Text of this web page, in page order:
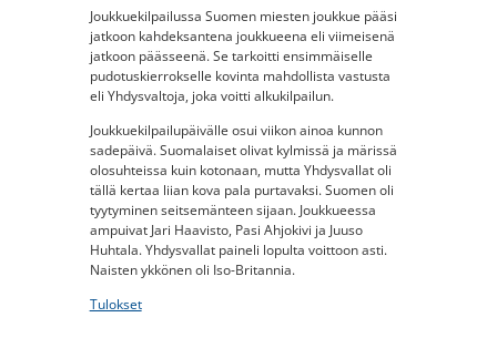
Joukkuekilpailussa Suomen miesten joukkue pääsi
jatkoon kahdeksantena joukkueena eli viimeisenä
jatkoon päässeenä. Se tarkoitti ensimmäiselle
pudotuskierrokselle kovinta mahdollista vastusta
eli Yhdysvaltoja, joka voitti alkukilpailun.
Joukkuekilpailupäivälle osui viikon ainoa kunnon
sadepäivä. Suomalaiset olivat kylmissä ja märissä
olosuhteissa kuin kotonaan, mutta Yhdysvallat oli
tällä kertaa liian kova pala purtavaksi. Suomen oli
tyytyminen seitsemänteen sijaan. Joukkueessa
ampuivat Jari Haavisto, Pasi Ahjokivi ja Juuso
Huhtala. Yhdysvallat paineli lopulta voittoon asti.
Naisten ykkönen oli Iso-Britannia.
Tulokset